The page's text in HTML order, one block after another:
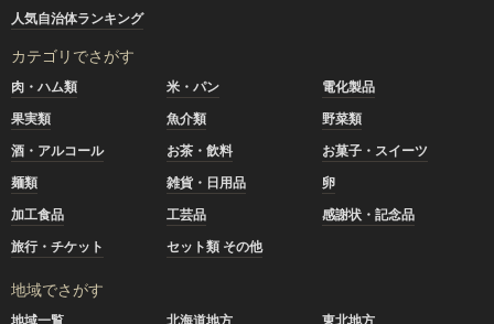
人気自治体ランキング
カテゴリでさがす
肉・ハム類 米・パン
電化製品
果実類
魚介類
野菜類
酒・アルコール
お茶・飲料
お菓子・スイーツ
麺類
雑貨・日用品
卵
加工食品
工芸品
感謝状・記念品
旅行・チケット
セット類 その他
地域でさがす
地域一覧 北海道地方
東北地方